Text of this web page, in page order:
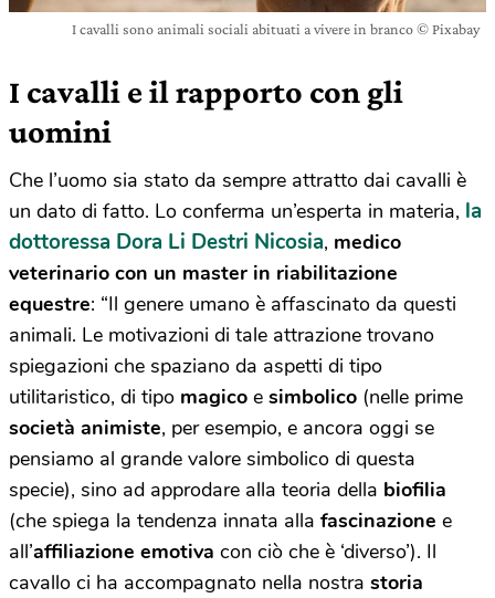
I cavalli sono animali sociali abituati a vivere in branco © Pixabay
I cavalli e il rapporto con gli
uomini
Che l’uomo sia stato da sempre attratto dai cavalli è
un dato di fatto. Lo conferma un’esperta in materia, la
dottoressa Dora Li Destri Nicosia, medico
veterinario con un master in riabilitazione
equestre: “Il genere umano è affascinato da questi
animali. Le motivazioni di tale attrazione trovano
spiegazioni che spaziano da aspetti di tipo
utilitaristico, di tipo magico e simbolico (nelle prime
società animiste, per esempio, e ancora oggi se
pensiamo al grande valore simbolico di questa
specie), sino ad approdare alla teoria della biofilia
(che spiega la tendenza innata alla fascinazione e
all’affiliazione emotiva con ciò che è ‘diverso’). Il
cavallo ci ha accompagnato nella nostra storia